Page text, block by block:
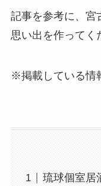
記事を参考に、宮
思い出を作ってく
※掲載している情
琉球個室居